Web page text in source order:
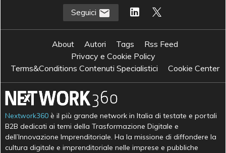
Seguici
About Autori Tags
Rss Feed
Privacy e Cookie Policy
Terms&Conditions Contenuti Specialistici
Cookie Center
Nextwork360 è il più grande network in Italia di testate e portali
B2B dedicati ai temi della Trasformazione Digitale e
dell’Innovazione Imprenditoriale. Ha la missione di diffondere la
cultura digitale e imprenditoriale nelle imprese e pubbliche